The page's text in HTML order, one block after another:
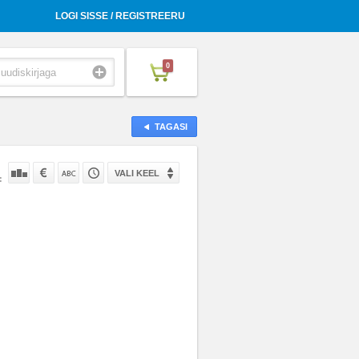
LOGI SISSE / REGISTREERU
0
TAGASI
VALI KEEL